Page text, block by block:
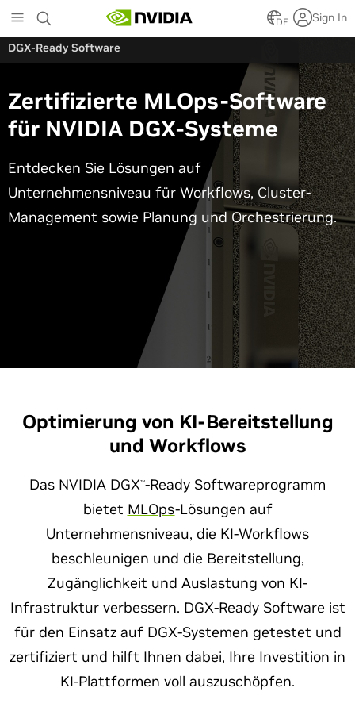
to
main
content
DE Sign In
DGX-Ready Software
Zertifizierte MLOps-Software
für NVIDIA DGX-Systeme
Entdecken Sie Lösungen auf
Unternehmensniveau für Workflows, Cluster-
Management sowie Planung und Orchestrierung.
Optimierung von KI-Bereitstellung
und Workflows
Das NVIDIA DGX™-Ready Softwareprogramm
bietet MLOps-Lösungen auf
Unternehmensniveau, die KI-Workflows
beschleunigen und die Bereitstellung,
Zugänglichkeit und Auslastung von KI-
Infrastruktur verbessern. DGX-Ready Software ist
für den Einsatz auf DGX-Systemen getestet und
zertifiziert und hilft Ihnen dabei, Ihre Investition in
KI-Plattformen voll auszuschöpfen.